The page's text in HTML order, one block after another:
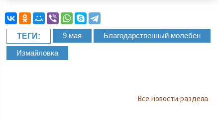
ТЕГИ: 9 мая Благодарственный молебен
Измайловка
Все новости раздела